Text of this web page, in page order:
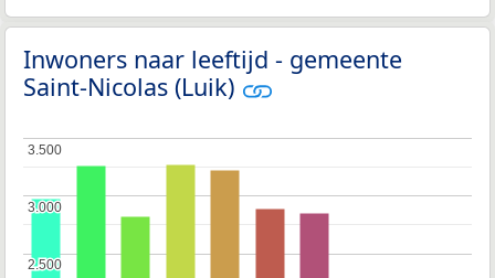
Inwoners naar leeftijd - gemeente
Saint-Nicolas (Luik)
2.500
2.500
3.000
3.000
3.500
3.500